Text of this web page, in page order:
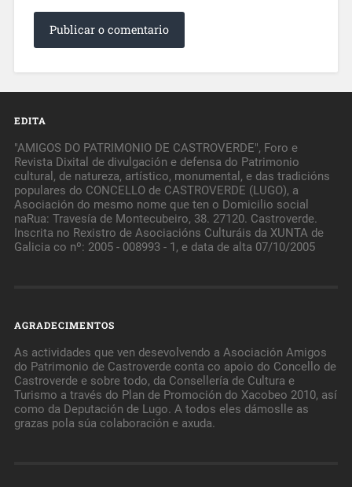
EDITA
"AMIGOS DO PATRIMONIO DE CASTROVERDE", Foro e
Revista Dixital de divulgación e defensa do Patrimonio
cultural, de natureza, artístico, monumental, e das tradicións
populares do CONCELLO de CASTROVERDE (LUGO), a
Asociación do mesmo nome que ten o Domicilio social
naRua: Travesía de Montecubeiro, 38. 27120. Castroverde.
Inscrita no Rexistro de Asociacións Culturáis da XUNTA de
Galicia co nº: 2005 - 008993 - 1, e data de alta 07/10/2005
AGRADECIMENTOS
As actividades que ven desevolvendo a Asociación Amigos
do Patrimonio de Castroverde conta co apoio do Concello de
Castroverde e sobre todo, da Consellería de Cultura e
Turismo a través do Plan de Promoción do Xacobeo 2010, así
como da Deputación de Lugo. A todos eles dámoslle as
grazas pola súa colaboración e axuda.